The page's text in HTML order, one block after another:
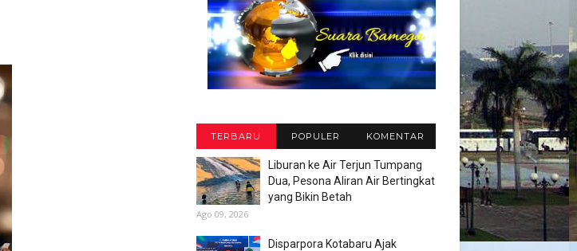
TERBARU POPULER KOMENTAR
Liburan ke Air Terjun Tumpang
Dua, Pesona Aliran Air Bertingkat
yang Bikin Betah
Ago 09, 2026
Disparpora Kotabaru Ajak